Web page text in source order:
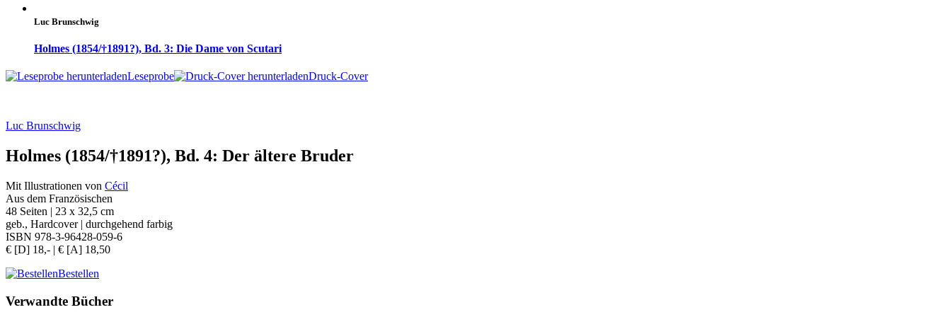
Luc Brunschwig
Holmes (1854/†1891?), Bd. 3: Die Dame von Scutari
Leseprobe Druck-Cover
Luc Brunschwig
Holmes (1854/†1891?), Bd. 4: Der ältere Bruder
Mit Illustrationen von Cécil
Aus dem Französischen
48 Seiten | 23 x 32,5 cm
geb., Hardcover | durchgehend farbig
ISBN 978-3-96428-059-6
€ [D] 18,- | € [A] 18,50
Bestellen
Verwandte Bücher